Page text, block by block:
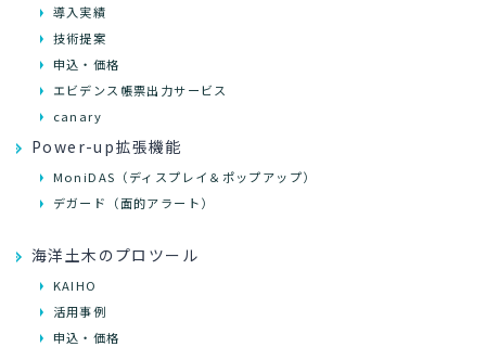
導入実績
技術提案
申込・価格
エビデンス帳票出力サービス
canary
Power-up拡張機能
MoniDAS（ディスプレイ＆ポップアップ）
デガード（面的アラート）
海洋土木のプロツール
KAIHO
活用事例
申込・価格